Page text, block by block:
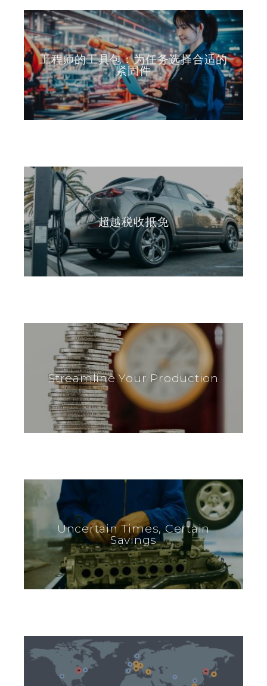
工程师的工具包：为任务选择合适的
紧固件
超越税收抵免
Streamline Your Production
Uncertain Times, Certain
Savings